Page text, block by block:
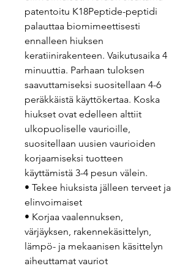
patentoitu K18Peptide-peptidi
palauttaa biomimeettisesti
ennalleen hiuksen
keratiinirakenteen. Vaikutusaika 4
minuuttia. Parhaan tuloksen
saavuttamiseksi suositellaan 4-6
peräkkäistä käyttökertaa. Koska
hiukset ovat edelleen alttiit
ulkopuoliselle vaurioille,
suositellaan uusien vaurioiden
korjaamiseksi tuotteen
käyttämistä 3-4 pesun välein.
• Tekee hiuksista jälleen terveet ja
elinvoimaiset
• Korjaa vaalennuksen,
värjäyksen, rakennekäsittelyn,
lämpö- ja mekaanisen käsittelyn
aiheuttamat vauriot